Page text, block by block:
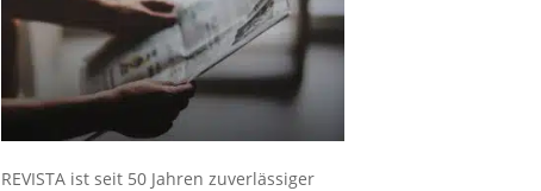
REVISTA ist seit 50 Jahren zuverlässiger